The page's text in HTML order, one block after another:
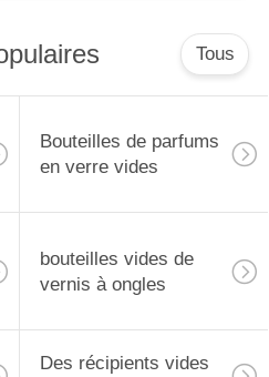
Tous
Bouteilles de parfums
en verre vides
bouteilles vides de
vernis à ongles
Des récipients vides